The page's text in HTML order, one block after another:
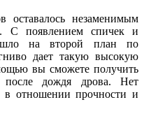
оставалось незаменимым
С появлением спичек и
на второй план по
дает такую высокую
вы сможете получить
после дождя дрова. Нет
в отношении прочности и